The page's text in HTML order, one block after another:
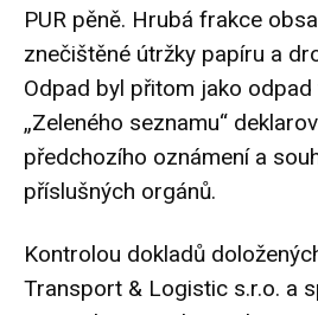
PUR pěně. Hrubá frakce
znečištěné útržky papíru a
Odpad byl přitom jako odpad
„Zeleného seznamu“
předchozího oznámení a
příslušných orgánů.
Kontrolou dokladů
Transport & Logistic s.r.o. a